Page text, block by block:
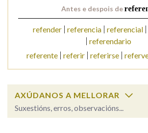
Nos exemplos
Na fraseoloxía
Antes e despois de
refender referencia referencial
referendario
referente
referir referirse
AXÚDANOS A MELLORAR
Suxestións, erros, observacións...